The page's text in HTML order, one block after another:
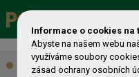
Aktuálně
Informace o cookies na
Abyste na našem webu
využíváme soubory
zásad ochrany osobních